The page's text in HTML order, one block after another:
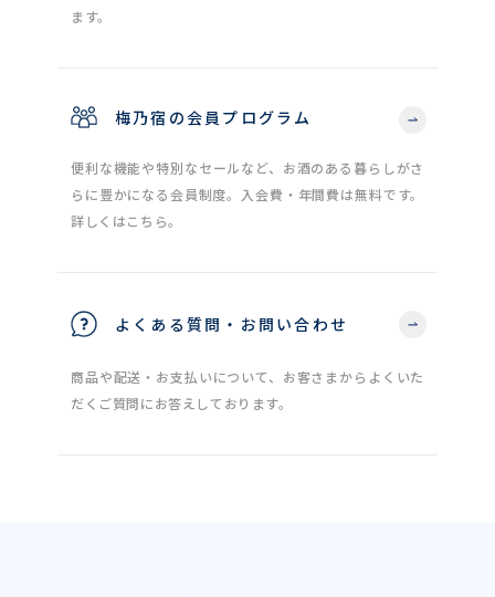
ます。
梅乃宿の会員プログラム
便利な機能や特別なセールなど、お酒のある暮らしがさ
らに豊かになる会員制度。入会費・年間費は無料です。
詳しくはこちら。
よくある質問・お問い合わせ
商品や配送・お支払いについて、お客さまからよくいた
だくご質問にお答えしております。